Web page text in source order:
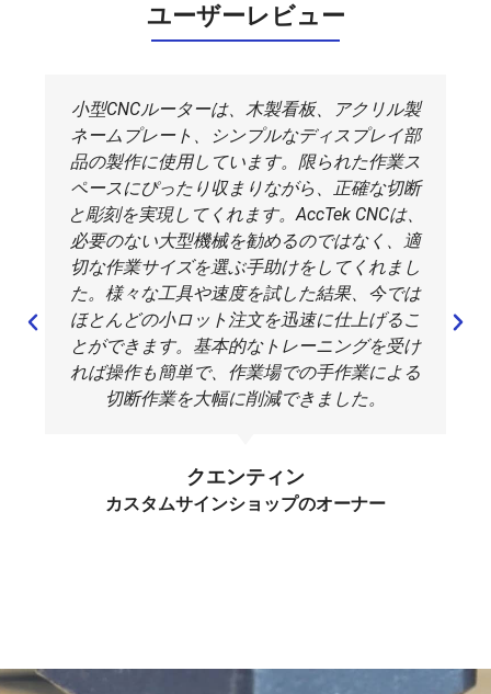
要とな
る。
主なリス
クとして
は、回転
工具、飛
散する切
削屑、粉
塵、騒
音、およ
び工作物
の動きな
どが挙げ
られる。
主なリ
スクと
して
は、鋭
利な工
具、切
削屑、
クーラ
ント、
高い切
削力、
機械の
動きな
どが挙
主な危険
として
は、レー
ザー放
射、煙、
ガス、火
災、高温
などが挙
げられ
る。
主なリスク
としては、
高温のノズ
ル、加熱さ
れたベッ
ド、樹脂へ
の曝露、ヒ
ューム、可
動部品など
が挙げられ
ます。
ン
木工、看
合、費用
より強
具が必
レーザー
トは大き
初期費用は
可能性があ
ユーザーレビュー
小型CNCルーターは、木製看板、アクリル製
ネームプレート、シンプルなディスプレイ部
品の製作に使用しています。限られた作業ス
ペースにぴったり収まりながら、正確な切断
と彫刻を実現してくれます。AccTek CNCは、
必要のない大型機械を勧めるのではなく、適
切な作業サイズを選ぶ手助けをしてくれまし
た。様々な工具や速度を試した結果、今では
ほとんどの小ロット注文を迅速に仕上げるこ
とができます。基本的なトレーニングを受け
れば操作も簡単で、作業場での手作業による
切断作業を大幅に削減できました。
クエンティン
カスタムサインショップのオーナー